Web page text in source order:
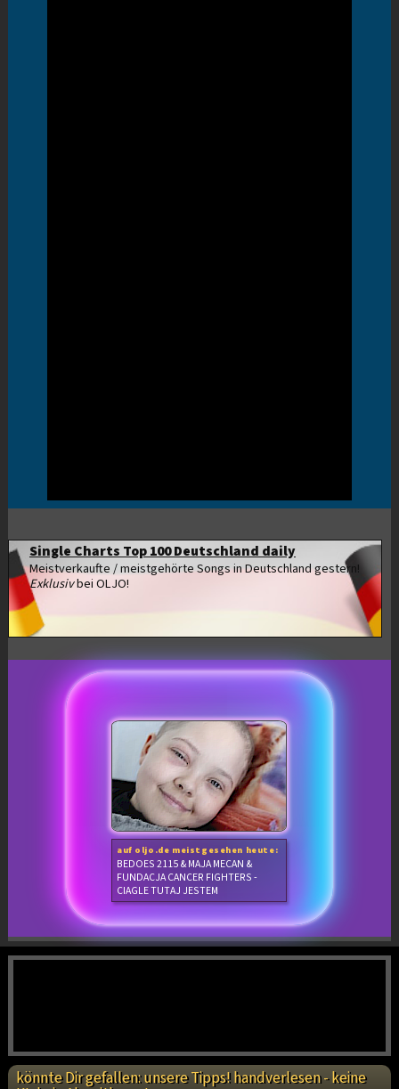
Single Charts Top 100 Deutschland daily
Meistverkaufte / meistgehörte Songs in Deutschland gestern!
Exklusivbei OLJO!
auf oljo.de meistgesehen heute:
BEDOES 2115 & MAJA MECAN &
FUNDACJA CANCER FIGHTERS -
CIAGLE TUTAJ JESTEM
könnte Dir gefallen: unsere Tipps! handverlesen - keine